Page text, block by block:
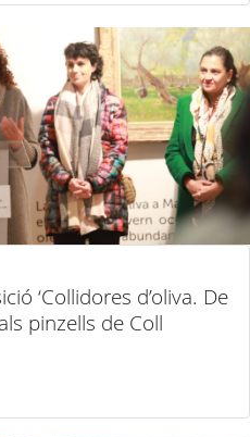
‘Collidores d’oliva. De
pinzells de Coll